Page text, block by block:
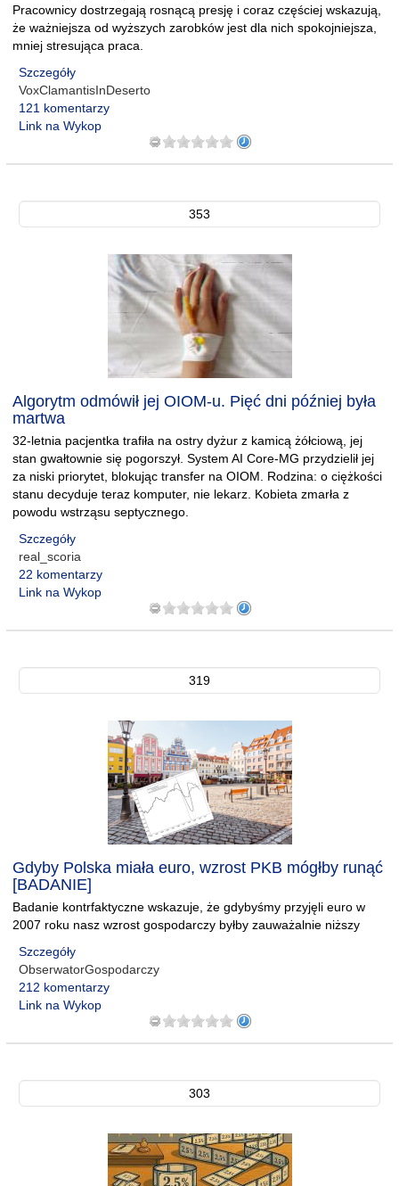
Pracownicy dostrzegają rosnącą presję i coraz częściej wskazują,
że ważniejsza od wyższych zarobków jest dla nich spokojniejsza,
mniej stresująca praca.
Szczegóły
VoxClamantisInDeserto
121 komentarzy
Link na Wykop
353
Algorytm odmówił jej OIOM-u. Pięć dni później była
martwa
32-letnia pacjentka trafiła na ostry dyżur z kamicą żółciową, jej
stan gwałtownie się pogorszył. System AI Core-MG przydzielił jej
za niski priorytet, blokując transfer na OIOM. Rodzina: o ciężkości
stanu decyduje teraz komputer, nie lekarz. Kobieta zmarła z
powodu wstrząsu septycznego.
Szczegóły
real_scoria
22 komentarzy
Link na Wykop
319
Gdyby Polska miała euro, wzrost PKB mógłby runąć
[BADANIE]
Badanie kontrfaktyczne wskazuje, że gdybyśmy przyjęli euro w
2007 roku nasz wzrost gospodarczy byłby zauważalnie niższy
Szczegóły
ObserwatorGospodarczy
212 komentarzy
Link na Wykop
303